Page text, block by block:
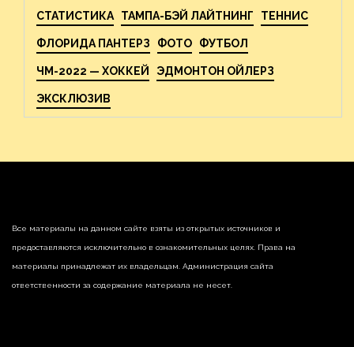
СТАТИСТИКА ТАМПА-БЭЙ ЛАЙТНИНГ ТЕННИС
ФЛОРИДА ПАНТЕРЗ ФОТО ФУТБОЛ
ЧМ-2022 — ХОККЕЙ ЭДМОНТОН ОЙЛЕРЗ
ЭКСКЛЮЗИВ
Все материалы на данном сайте взяты из открытых источников и
предоставляются исключительно в ознакомительных целях. Права на
материалы принадлежат их владельцам. Администрация сайта
ответственности за содержание материала не несет.